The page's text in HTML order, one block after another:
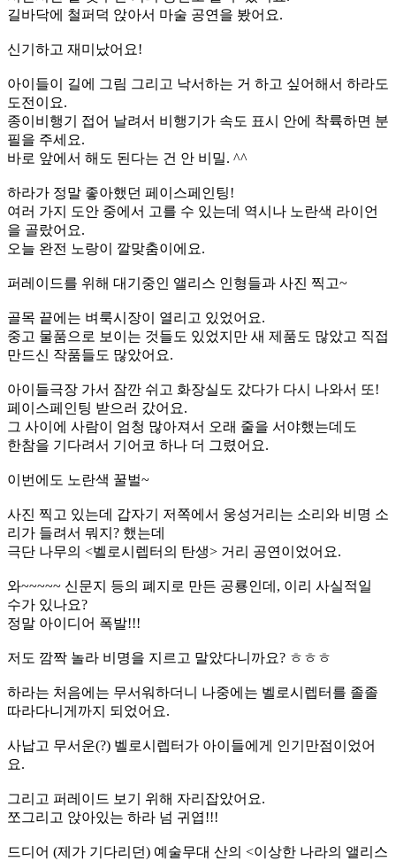
길바닥에 철퍼덕 앉아서 마술 공연을 봤어요.
신기하고 재미났어요!
아이들이 길에 그림 그리고 낙서하는 거 하고 싶어해서 하라도
도전이요.
종이비행기 접어 날려서 비행기가 속도 표시 안에 착륙하면 분
필을 주세요.
바로 앞에서 해도 된다는 건 안 비밀. ^^
하라가 정말 좋아했던 페이스페인팅!
여러 가지 도안 중에서 고를 수 있는데 역시나 노란색 라이언
을 골랐어요.
오늘 완전 노랑이 깔맞춤이에요.
퍼레이드를 위해 대기중인 앨리스 인형들과 사진 찍고~
골목 끝에는 벼룩시장이 열리고 있었어요.
중고 물품으로 보이는 것들도 있었지만 새 제품도 많았고 직접
만드신 작품들도 많았어요.
아이들극장 가서 잠깐 쉬고 화장실도 갔다가 다시 나와서 또!
페이스페인팅 받으러 갔어요.
그 사이에 사람이 엄청 많아져서 오래 줄을 서야했는데도
한참을 기다려서 기어코 하나 더 그렸어요.
이번에도 노란색 꿀벌~
사진 찍고 있는데 갑자기 저쪽에서 웅성거리는 소리와 비명 소
리가 들려서 뭐지? 했는데
극단 나무의 <벨로시렙터의 탄생> 거리 공연이었어요.
와~~~~~ 신문지 등의 폐지로 만든 공룡인데, 이리 사실적일
수가 있나요?
정말 아이디어 폭발!!!
저도 깜짝 놀라 비명을 지르고 말았다니까요? ㅎㅎㅎ
하라는 처음에는 무서워하더니 나중에는 벨로시렙터를 졸졸
따라다니게까지 되었어요.
사납고 무서운(?) 벨로시렙터가 아이들에게 인기만점이었어
요.
그리고 퍼레이드 보기 위해 자리잡았어요.
쪼그리고 앉아있는 하라 넘 귀엽!!!
드디어 (제가 기다리던) 예술무대 산의 <이상한 나라의 앨리스